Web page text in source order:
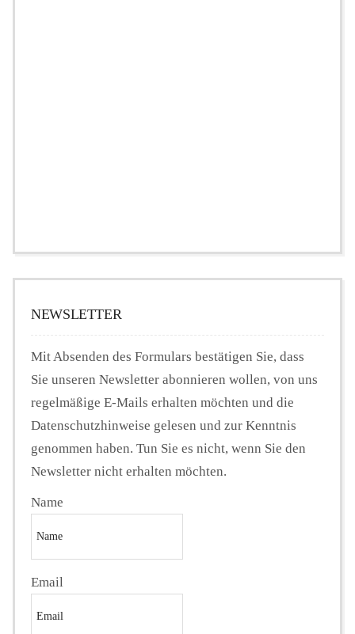
NEWSLETTER
Mit Absenden des Formulars bestätigen Sie, dass
Sie unseren Newsletter abonnieren wollen, von uns
regelmäßige E-Mails erhalten möchten und die
Datenschutzhinweise gelesen und zur Kenntnis
genommen haben. Tun Sie es nicht, wenn Sie den
Newsletter nicht erhalten möchten.
Name
Email